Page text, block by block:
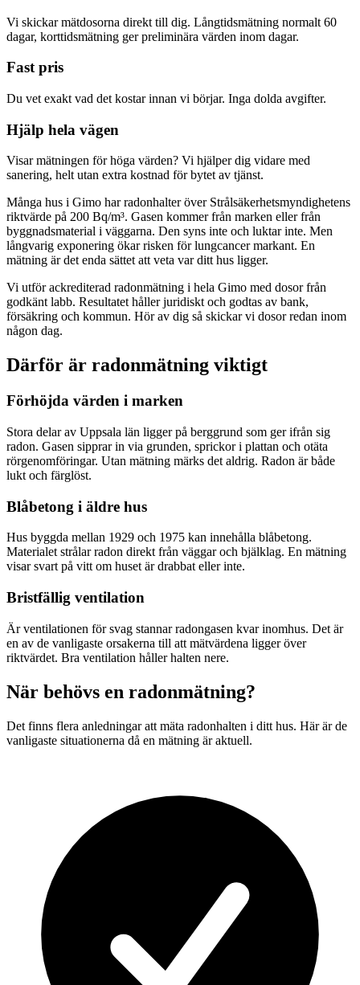
Vi skickar mätdosorna direkt till dig. Långtidsmätning normalt 60
dagar, korttidsmätning ger preliminära värden inom dagar.
Fast pris
Du vet exakt vad det kostar innan vi börjar. Inga dolda avgifter.
Hjälp hela vägen
Visar mätningen för höga värden? Vi hjälper dig vidare med
sanering, helt utan extra kostnad för bytet av tjänst.
Många hus i Gimo har radonhalter över Strålsäkerhetsmyndighetens
riktvärde på 200 Bq/m³. Gasen kommer från marken eller från
byggnadsmaterial i väggarna. Den syns inte och luktar inte. Men
långvarig exponering ökar risken för lungcancer markant. En
mätning är det enda sättet att veta var ditt hus ligger.
Vi utför ackrediterad radonmätning i hela Gimo med dosor från
godkänt labb. Resultatet håller juridiskt och godtas av bank,
försäkring och kommun. Hör av dig så skickar vi dosor redan inom
någon dag.
Därför är radonmätning viktigt
Förhöjda värden i marken
Stora delar av Uppsala län ligger på berggrund som ger ifrån sig
radon. Gasen sipprar in via grunden, sprickor i plattan och otäta
rörgenomföringar. Utan mätning märks det aldrig. Radon är både
lukt och färglöst.
Blåbetong i äldre hus
Hus byggda mellan 1929 och 1975 kan innehålla blåbetong.
Materialet strålar radon direkt från väggar och bjälklag. En mätning
visar svart på vitt om huset är drabbat eller inte.
Bristfällig ventilation
Är ventilationen för svag stannar radongasen kvar inomhus. Det är
en av de vanligaste orsakerna till att mätvärdena ligger över
riktvärdet. Bra ventilation håller halten nere.
När behövs en radonmätning?
Det finns flera anledningar att mäta radonhalten i ditt hus. Här är de
vanligaste situationerna då en mätning är aktuell.